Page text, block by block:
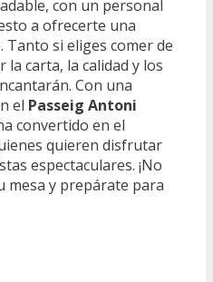
con un personal
a ofrecerte una
Tanto si eliges comer de
carta, la calidad y los
Con una
el Passeig Antoni
convertido en el
quieren disfrutar
espectaculares. ¡No
mesa y prepárate para